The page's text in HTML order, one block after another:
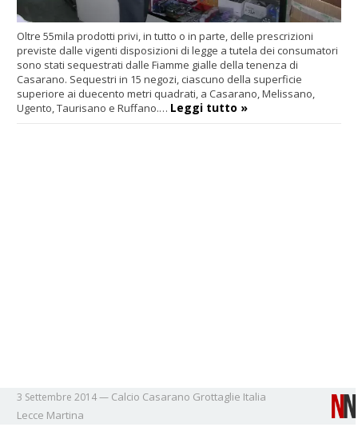
Oltre 55mila prodotti privi, in tutto o in parte, delle prescrizioni
previste dalle vigenti disposizioni di legge a tutela dei consumatori
sono stati sequestrati dalle Fiamme gialle della tenenza di
Casarano. Sequestri in 15 negozi, ciascuno della superficie
superiore ai duecento metri quadrati, a Casarano, Melissano,
Ugento, Taurisano e Ruffano.… Leggi tutto »
3 Settembre 2014— Calcio Casarano Grottaglie Italia
Lecce Martina